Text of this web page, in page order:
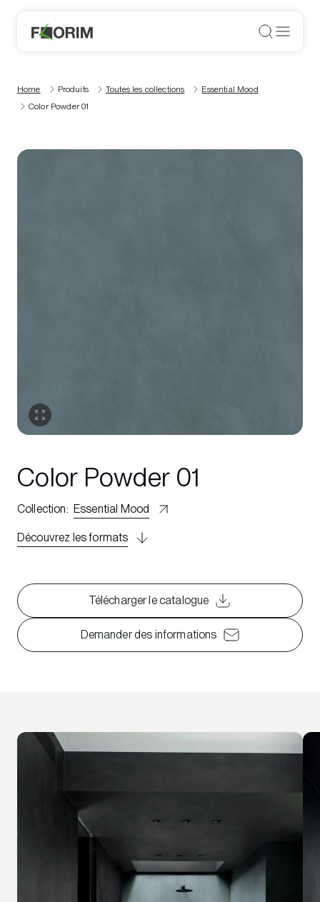
Home Produits Toutes les collections
Essential Mood
Color Powder 01
Color Powder 01
Collection: Essential Mood
Découvrez les formats
Télécharger le catalogue
Demander des informations